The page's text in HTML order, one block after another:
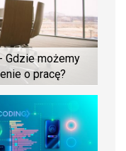
Gdzie możemy
o pracę?